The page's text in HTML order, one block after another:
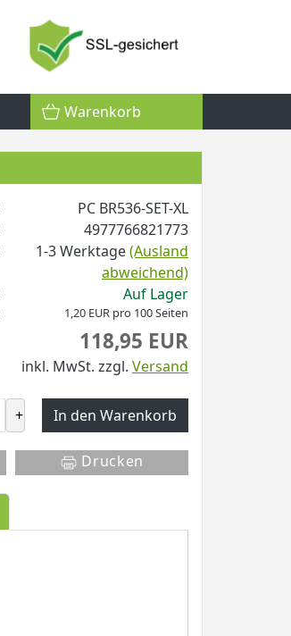
Warenkorb
PC BR536-SET-XL
4977766821773
1-3 Werktage(Ausland
abweichend)
Auf Lager
1,20 EUR pro 100 Seiten
118,95 EUR
inkl. MwSt. zzgl. Versand
+ In den Warenkorb
Drucken